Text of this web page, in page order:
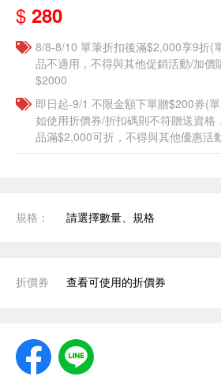
$ 280
8/8-8/10 單筆折扣後滿$2,000享9折(
品不適用，不得與其他促銷活動/加
$2000
即日起-9/1 不限金額下單贈$200券(
如使用折價券/折扣碼則不符贈送資格
品滿$2,000可折，不得與其他優惠活
規格： 請選擇數量、規格
折價券 查看可使用的折價券